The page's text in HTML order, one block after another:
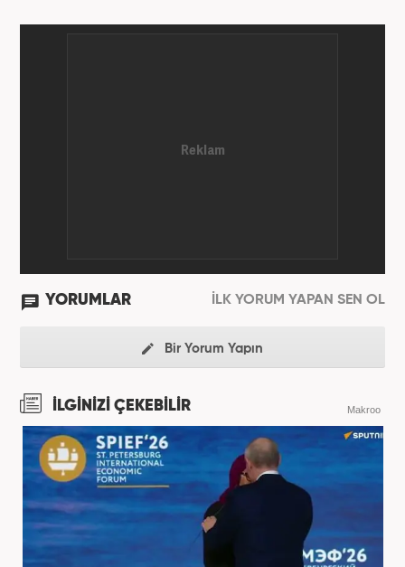
YORUMLAR İLK YORUM YAPAN SEN OL
Bir Yorum Yapın
İLGİNİZİ ÇEKEBİLİR Makroo